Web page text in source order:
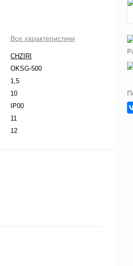
Все характеристики
CHZIRI
OKSG-500
1,5
10
IP00
11
12